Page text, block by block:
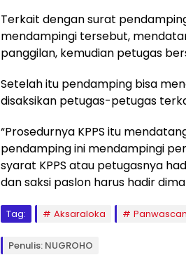
Terkait dengan surat
mendampingi tersebut,
panggilan, kemudian petugas
Setelah itu pendamping bisa
disaksikan petugas-petugas
“Prosedurnya KPPS itu
pendamping ini mendampingi
syarat KPPS atau petugasnya
dan saksi paslon harus hadir
Tag: Aksaraloka
Penulis: NUGROHO